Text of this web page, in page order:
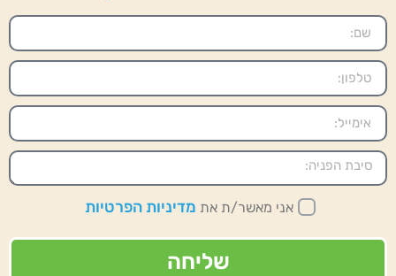
אני מאשר/ת את מדיניות הפרטיות
שליחה